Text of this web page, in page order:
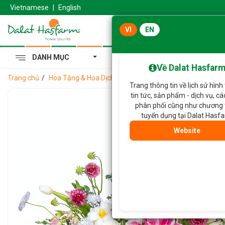
Vietnamese English
DANH MỤC
Trang chủ Hoa Tặng & Hoa Dịch Vụ
VI EN
Về Dalat Hasfarm
Trang thông tin về lịch sử hình
tin tức, sản phẩm - dịch vụ,
phân phối cũng như chương
tuyển dụng tại Dalat
Website